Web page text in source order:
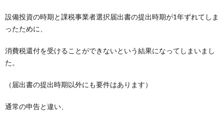
設備投資の時期と課税事業者選択届出書の提出時期が1年ずれてしま
ったために、
消費税還付を受けることができないという結果になってしまいまし
た。
（届出書の提出時期以外にも要件はあります）
通常の申告と違い、